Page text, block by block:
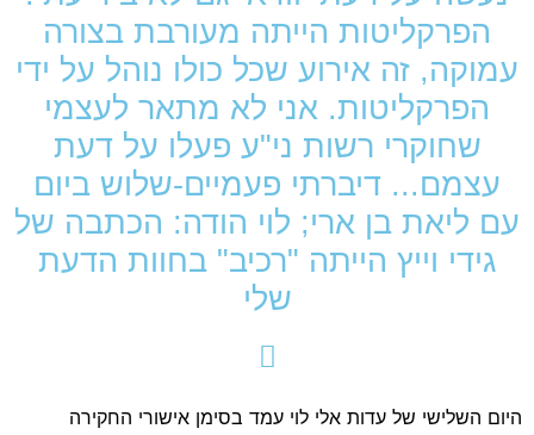
הפרקליטות הייתה מעורבת בצורה
עמוקה, זה אירוע שכל כולו נוהל על ידי
הפרקליטות. אני לא מתאר לעצמי
שחוקרי רשות ני"ע פעלו על דעת
עצמם... דיברתי פעמיים-שלוש ביום
עם ליאת בן ארי; לוי הודה: הכתבה של
גידי וייץ הייתה "רכיב" בחוות הדעת
שלי
היום השלישי של עדות אלי לוי עמד בסימן אישורי החקירה